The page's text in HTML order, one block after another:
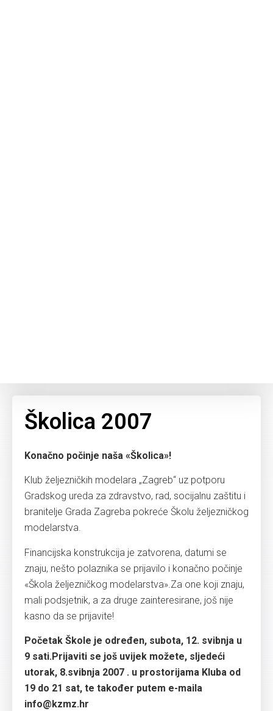
Školica 2007
Konačno počinje naša «Školica»!
Klub željezničkih modelara „Zagreb“ uz potporu
Gradskog ureda za zdravstvo, rad, socijalnu zaštitu i
branitelje Grada Zagreba pokreće Školu željezničkog
modelarstva.
Financijska konstrukcija je zatvorena, datumi se
znaju, nešto polaznika se prijavilo i konačno počinje
«Škola željezničkog modelarstva».Za one koji znaju,
mali podsjetnik, a za druge zainteresirane, još nije
kasno da se prijavite!
Početak Škole je određen, subota, 12. svibnja u
9 sati.Prijaviti se još uvijek možete, sljedeći
utorak, 8.svibnja 2007 . u prostorijama Kluba od
19 do 21 sat, te također putem e-maila
info@kzmz.hr